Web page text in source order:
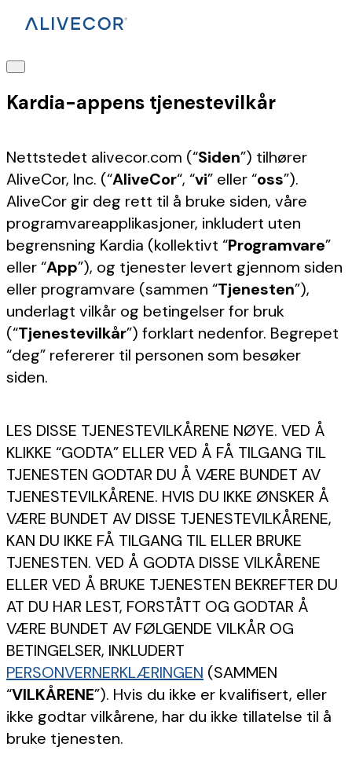
Kardia-appens tjenestevilkår
Nettstedet alivecor.com (“Siden”) tilhører
AliveCor, Inc. (“AliveCor“, “vi” eller “oss”).
AliveCor gir deg rett til å bruke siden, våre
programvareapplikasjoner, inkludert uten
begrensning Kardia (kollektivt “Programvare”
eller “App”), og tjenester levert gjennom siden
eller programvare (sammen “Tjenesten”),
underlagt vilkår og betingelser for bruk
(“Tjenestevilkår”) forklart nedenfor. Begrepet
“deg” refererer til personen som besøker
siden.
LES DISSE TJENESTEVILKÅRENE NØYE. VED Å
KLIKKE “GODTA” ELLER VED Å FÅ TILGANG TIL
TJENESTEN GODTAR DU Å VÆRE BUNDET AV
TJENESTEVILKÅRENE. HVIS DU IKKE ØNSKER Å
VÆRE BUNDET AV DISSE TJENESTEVILKÅRENE,
KAN DU IKKE FÅ TILGANG TIL ELLER BRUKE
TJENESTEN. VED Å GODTA DISSE VILKÅRENE
ELLER VED Å BRUKE TJENESTEN BEKREFTER DU
AT DU HAR LEST, FORSTÅTT OG GODTAR Å
VÆRE BUNDET AV FØLGENDE VILKÅR OG
BETINGELSER, INKLUDERT
PERSONVERNERKLÆRINGEN (SAMMEN
“VILKÅRENE”). Hvis du ikke er kvalifisert, eller
ikke godtar vilkårene, har du ikke tillatelse til å
bruke tjenesten.